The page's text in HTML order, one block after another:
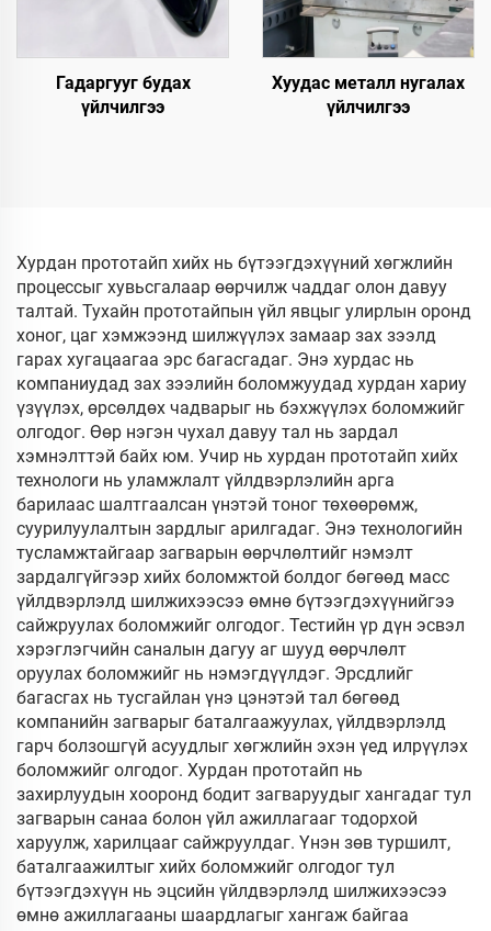
Гадаргууг будах
үйлчилгээ
Хуудас металл нугалах
үйлчилгээ
Хурдан прототайп хийх нь бүтээгдэхүүний хөгжлийн
процессыг хувьсгалаар өөрчилж чаддаг олон давуу
талтай. Тухайн прототайпын үйл явцыг улирлын оронд
хоног, цаг хэмжээнд шилжүүлэх замаар зах зээлд
гарах хугацаагаа эрс багасгадаг. Энэ хурдас нь
компаниудад зах зээлийн боломжуудад хурдан хариу
үзүүлэх, өрсөлдөх чадварыг нь бэхжүүлэх боломжийг
олгодог. Өөр нэгэн чухал давуу тал нь зардал
хэмнэлттэй байх юм. Учир нь хурдан прототайп хийх
технологи нь уламжлалт үйлдвэрлэлийн арга
барилаас шалтгаалсан үнэтэй тоног төхөөрөмж,
суурилуулалтын зардлыг арилгадаг. Энэ технологийн
тусламжтайгаар загварын өөрчлөлтийг нэмэлт
зардалгүйгээр хийх боломжтой болдог бөгөөд масс
үйлдвэрлэлд шилжихээсээ өмнө бүтээгдэхүүнийгээ
сайжруулах боломжийг олгодог. Тестийн үр дүн эсвэл
хэрэглэгчийн саналын дагуу аг шууд өөрчлөлт
оруулах боломжийг нь нэмэгдүүлдэг. Эрсдлийг
багасгах нь тусгайлан үнэ цэнэтэй тал бөгөөд
компанийн загварыг баталгаажуулах, үйлдвэрлэлд
гарч болзошгүй асуудлыг хөгжлийн эхэн үед илрүүлэх
боломжийг олгодог. Хурдан прототайп нь
захирлуудын хооронд бодит загваруудыг хангадаг тул
загварын санаа болон үйл ажиллагааг тодорхой
харуулж, харилцааг сайжруулдаг. Үнэн зөв туршилт,
баталгаажилтыг хийх боломжийг олгодог тул
бүтээгдэхүүн нь эцсийн үйлдвэрлэлд шилжихээсээ
өмнө ажиллагааны шаардлагыг хангаж байгаа